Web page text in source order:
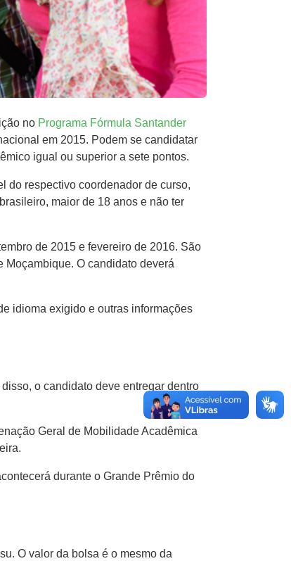
no Programa Fórmula Santander
em 2015. Podem se candidatar
igual ou superior a sete pontos.
do respectivo coordenador de curso,
maior de 18 anos e não ter
de 2015 e fevereiro de 2016. São
Moçambique. O candidato deverá
idioma exigido e outras informações
o candidato deve entregar dentro
Geral de Mobilidade Acadêmica
durante o Grande Prêmio do
O valor da bolsa é o mesmo da